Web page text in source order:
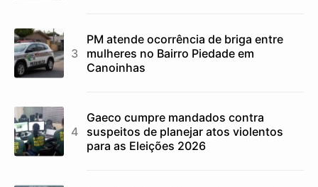
PM atende ocorrência de briga entre
mulheres no Bairro Piedade em
Canoinhas
Gaeco cumpre mandados contra
suspeitos de planejar atos violentos
para as Eleições 2026